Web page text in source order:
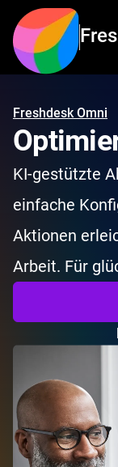
Freshdesk Omni
KI-gestützte
einfache
Aktionen
Arbeit. Für